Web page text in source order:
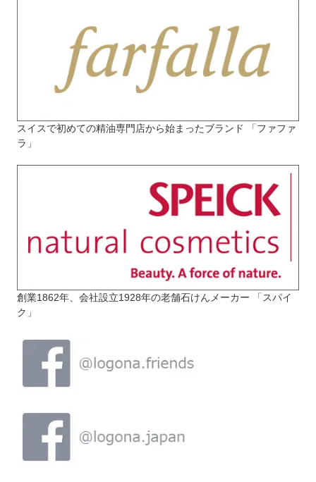
スイスで初めての精油専門店から始まったブランド 「ファファ
ラ」
創業1862年、会社設立1928年の老舗石けんメーカー 「スパイ
ク」